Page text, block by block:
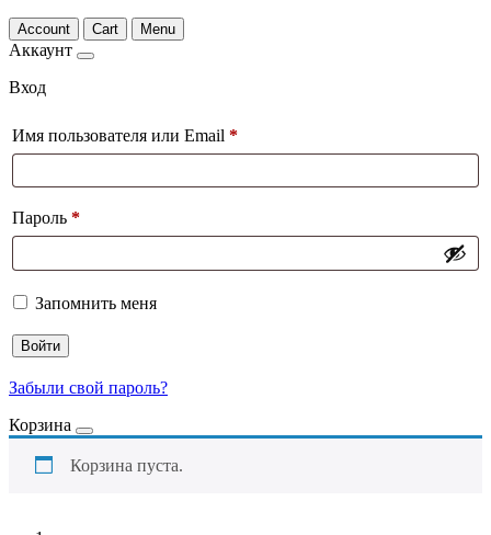
Account Cart Menu
Аккаунт
Вход
Имя пользователя или Email *
Пароль *
Запомнить меня
Войти
Забыли свой пароль?
Корзина
Корзина пуста.